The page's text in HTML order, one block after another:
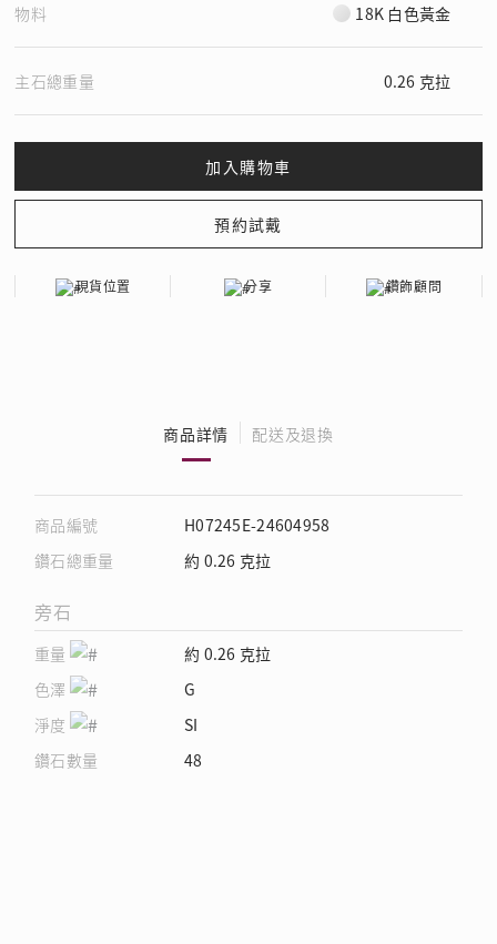
物料 18K 白色黃金
主石總重量 0.26 克拉
現貨位置 分享 鑽飾顧問
商品詳情 配送及退換
商品編號
H07245E-24604958
鑽石總重量
約 0.26 克拉
旁石
重量
約 0.26 克拉
色澤
G
淨度
SI
鑽石數量
48